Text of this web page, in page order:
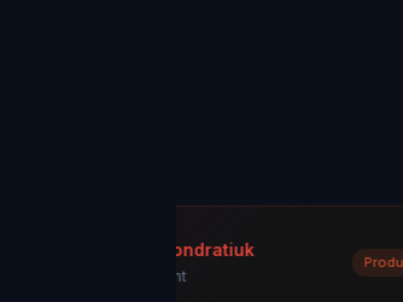
Product Hunt